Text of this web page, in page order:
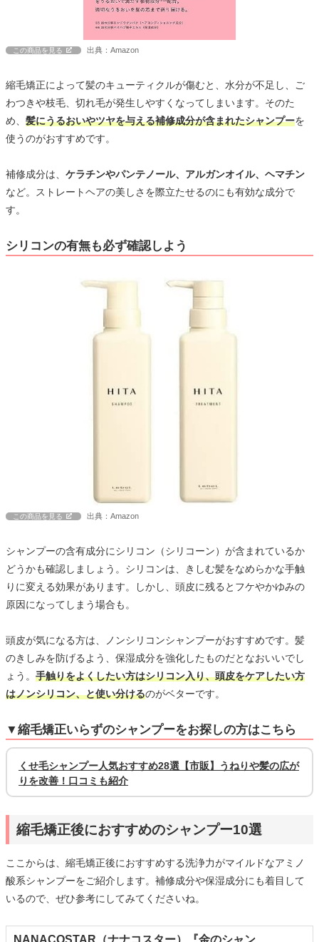
この商品を見る 出典：Amazon
縮毛矯正によって髪のキューティクルが傷むと、水分が不足し、ご
わつきや枝毛、切れ毛が発生しやすくなってしまいます。そのた
め、 髪にうるおいやツヤを与える補修成分が含まれたシャンプーを
使うのがおすすめです。
補修成分は、 ケラチンやパンテノール、アルガンオイル、ヘマチン
など。ストレートヘアの美しさを際立たせるのにも有効な成分で
す。
シリコンの有無も必ず確認しよう
この商品を見る 出典：Amazon
シャンプーの含有成分にシリコン（シリコーン）が含まれているか
どうかも確認しましょう。シリコンは、きしむ髪をなめらかな手触
りに変える効果があります。しかし、頭皮に残るとフケやかゆみの
原因になってしまう場合も。
頭皮が気になる方は、ノンシリコンシャンプーがおすすめです。髪
のきしみを防げるよう、保湿成分を強化したものだとなおいいでし
ょう。 手触りをよくしたい方はシリコン入り、頭皮をケアしたい方
はノンシリコン、と使い分けるのがベターです。
▼縮毛矯正いらずのシャンプーをお探しの方はこちら
くせ毛シャンプー人気おすすめ28選【市販】うねりや髪の広が
りを改善！口コミも紹介
縮毛矯正後におすすめのシャンプー10選
ここからは、縮毛矯正後におすすめする洗浄力がマイルドなアミノ
酸系シャンプーをご紹介します。補修成分や保湿成分にも着目して
いるので、ぜひ参考にしてみてくださいね。